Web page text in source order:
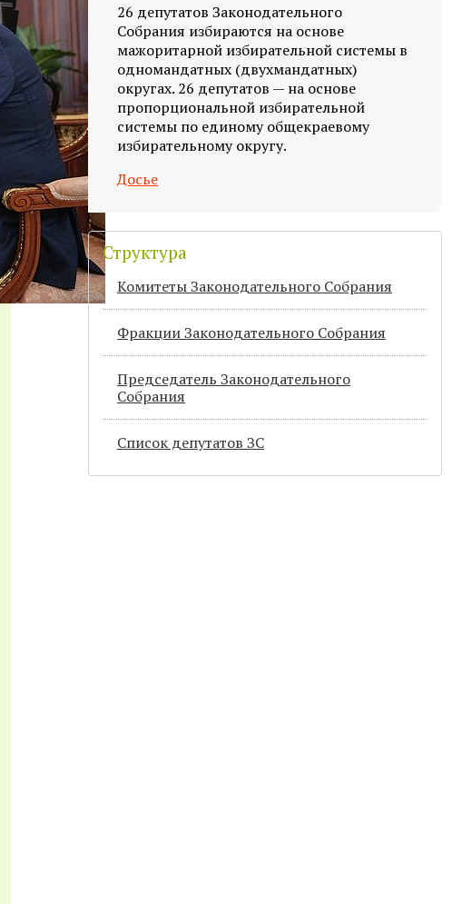
26 депутатов Законодательного
Собрания избираются на основе
мажоритарной избирательной системы в
одномандатных (двухмандатных)
округах. 26 депутатов — на основе
пропорциональной избирательной
системы по единому общекраевому
избирательному округу.
Досье
Структура
Комитеты Законодательного Собрания
Фракции Законодательного Собрания
Председатель Законодательного
Cобрания
Список депутатов ЗС